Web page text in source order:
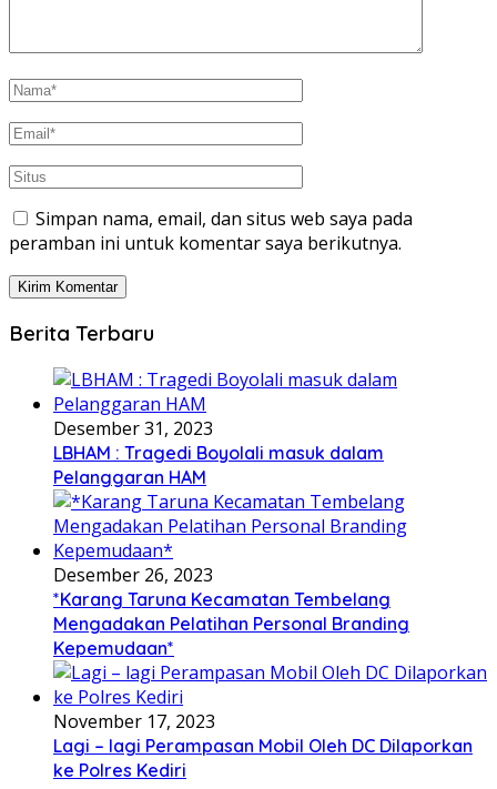
Simpan nama, email, dan situs web saya pada
peramban ini untuk komentar saya berikutnya.
Berita Terbaru
Desember 31, 2023
LBHAM : Tragedi Boyolali masuk dalam
Pelanggaran HAM
Desember 26, 2023
*Karang Taruna Kecamatan Tembelang
Mengadakan Pelatihan Personal Branding
Kepemudaan*
November 17, 2023
Lagi – lagi Perampasan Mobil Oleh DC Dilaporkan
ke Polres Kediri